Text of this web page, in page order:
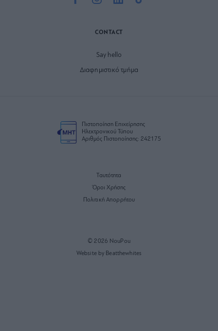
CONTACT
Say hello
Διαφημιστικό τμήμα
Πιστοποίηση Επιχείρησης
Ηλεκτρονικού Τύπου
Αριθμός Πιστοποίησης: 242175
Ταυτότητα
Όροι Χρήσης
Πολιτική Απορρήτου
© 2026 NouPou
Website by Beatthewhites